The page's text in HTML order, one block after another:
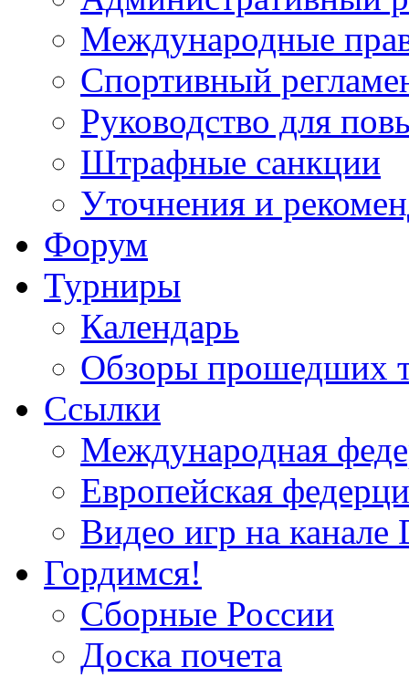
Международные
Спортивный
Руководство для
Штрафные санкции
Уточнения и
Форум
Турниры
Календарь
Обзоры прошедших
Ссылки
Международная
Европейская
Видео игр на
Гордимся!
Сборные России
Доска почета